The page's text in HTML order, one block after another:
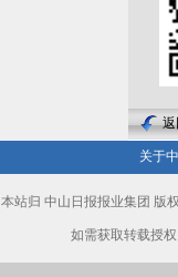
返
关于
本站归 中山日报报业集团 版
如需获取转载授